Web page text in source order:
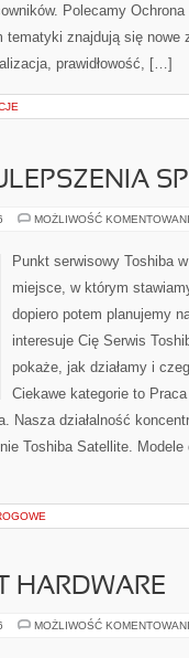
Polecamy
tematyki znajdują się nowe
prawidłowość, […]
MOŻLIWOŚĆ
Punkt serwisowy Toshiba
miejsce, w którym
dopiero potem planujemy
interesuje Cię Serwis
pokaże, jak działamy i
Ciekawe kategorie to
Nasza działalność
Toshiba Satellite.
HARDWARE
MOŻLIWOŚĆ